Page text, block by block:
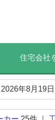
住宅会社
年8月19